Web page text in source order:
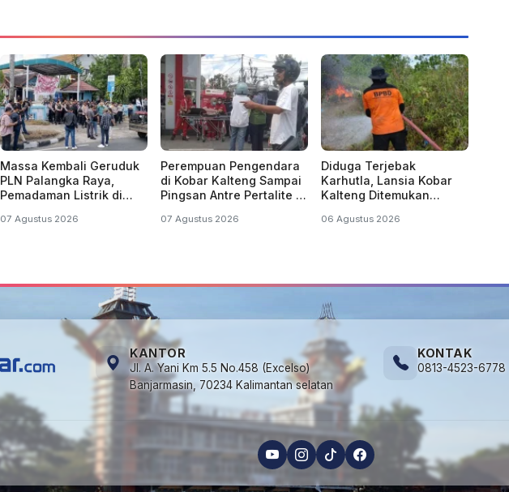
Massa Kembali Geruduk
PLN Palangka Raya,
Pemadaman Listrik di
07 Agustus 2026
Perempuan Pengendara
di Kobar Kalteng Sampai
Pingsan Antre Pertalite di
07 Agustus 2026
Diduga Terjebak
Karhutla, Lansia Kobar
Kalteng Ditemukan
06 Agustus 2026
KANTOR
Jl. A. Yani Km 5.5 No.458 (Excelso)
Banjarmasin, 70234 Kalimantan selatan
KONTAK
0813-4523-6778